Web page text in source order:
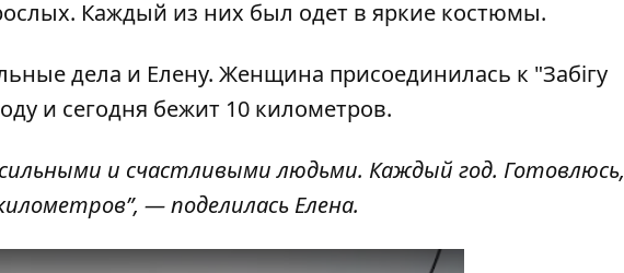
Каждый из них был одет в яркие костюмы.
дела и Елену. Женщина присоединилась к "Забігу
и сегодня бежит 10 километров.
и счастливыми людьми. Каждый год. Готовлюсь,
— поделилась Елена.